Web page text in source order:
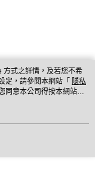
方式之詳情，及若您不希
定，請參閱本網站「 隱私
同意本公司得按本網站使